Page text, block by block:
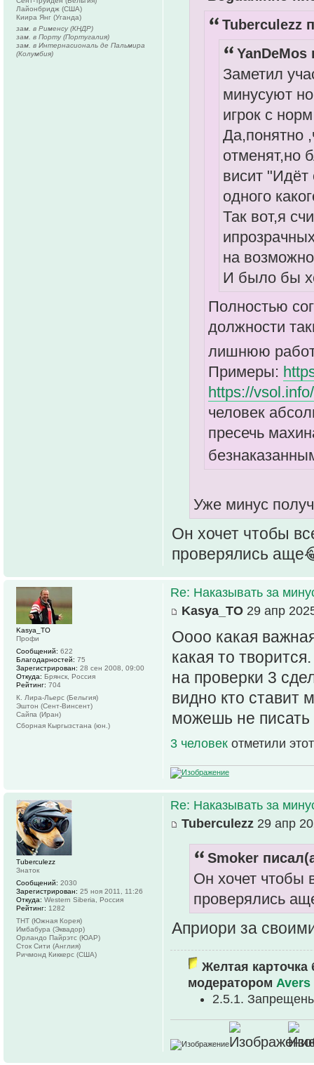
Tuberculezz
YanDeMos
Заметил
минусуют
игрок с
Да,понятно
отменят,но
висит
одного
Так вот,я
на
И было бы
Полностью
должности
лишнюю
Примеры:
https://
человек
пресечь
Уже минус
Он хочет чтобы
проверялись
Лайонбридж (США)
Киира Янг (Уганда)
зам. в Рименсу (КНДР)
зам. в Порту (Португалия)
зам. в Интернасиональ де Пальмира
(Колумбия)
Re: Наказывать за
Kasya_TO 29 апр
Оооо какая
какая то
на проверки 3
видно кто ставит
можешь не писать
3 человек отметили
Kasya_TO
Профи
Сообщений: 622
Благодарностей: 75
Зарегистрирован: 28 сен 2008, 09:00
Откуда: Брянск, Россия
Рейтинг: 704
К. Лира-Льерс (Бельгия)
Эштон (Сент-Винсент)
Сайпа (Иран)
Сборная Кыргызстана (юн.)
Re: Наказывать за
Tuberculezz 29 апр
Smoker
Он хочет чтобы
проверялись
Априори за
Желтая карточка
модератором Avers
2.5.1.
Tuberculezz
Знаток
Сообщений: 2030
Зарегистрирован: 25 ноя 2011, 11:26
Откуда: Western Siberia, Россия
Рейтинг: 1282
ТНТ (Южная Корея)
Имбабура (Эквадор)
Орландо Пайрэтс (ЮАР)
Сток Сити (Англия)
Ричмонд Киккерс (США)